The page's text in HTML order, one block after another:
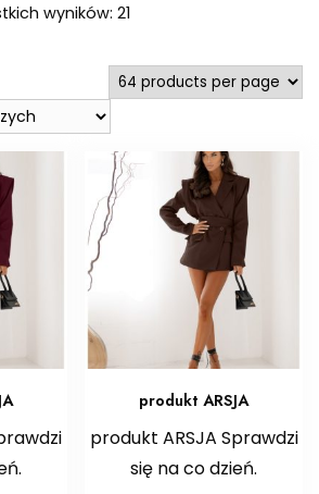
wyników: 21
najnowszych
produkt ARSJA
produkt ARSJA Sprawdzi
się na co dzień.